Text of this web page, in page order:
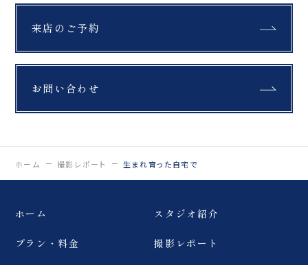
来店のご予約
お問い合わせ
ホーム 撮影レポート 生まれ育った自宅で
ホーム
プラン・料金
スタジオ紹介
撮影レポート